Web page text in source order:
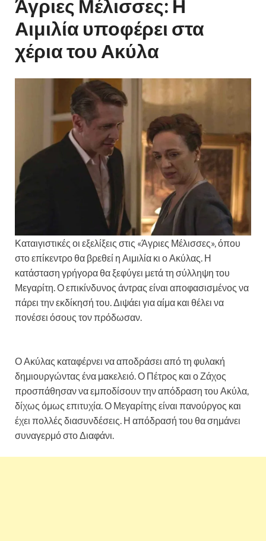
Άγριες Μέλισσες: Η
Αιμιλία υποφέρει στα
χέρια του Ακύλα
Καταιγιστικές οι εξελίξεις στις «Άγριες Μέλισσες», όπου
στο επίκεντρο θα βρεθεί η Αιμιλία κι ο Ακύλας. Η
κατάσταση γρήγορα θα ξεφύγει μετά τη σύλληψη του
Μεγαρίτη. Ο επικίνδυνος άντρας είναι αποφασισμένος να
πάρει την εκδίκησή του. Διψάει για αίμα και θέλει να
πονέσει όσους τον πρόδωσαν.
Ο Ακύλας καταφέρνει να αποδράσει από τη φυλακή
δημιουργώντας ένα μακελειό. Ο Πέτρος και ο Ζάχος
προσπάθησαν να εμποδίσουν την απόδραση του Ακύλα,
δίχως όμως επιτυχία. Ο Μεγαρίτης είναι πανούργος και
έχει πολλές διασυνδέσεις. Η απόδρασή του θα σημάνει
συναγερμό στο Διαφάνι.